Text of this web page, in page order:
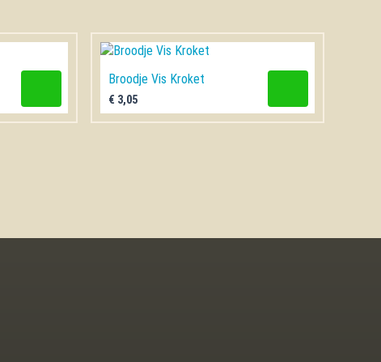
Broodje Vis Kroket
€ 3,05